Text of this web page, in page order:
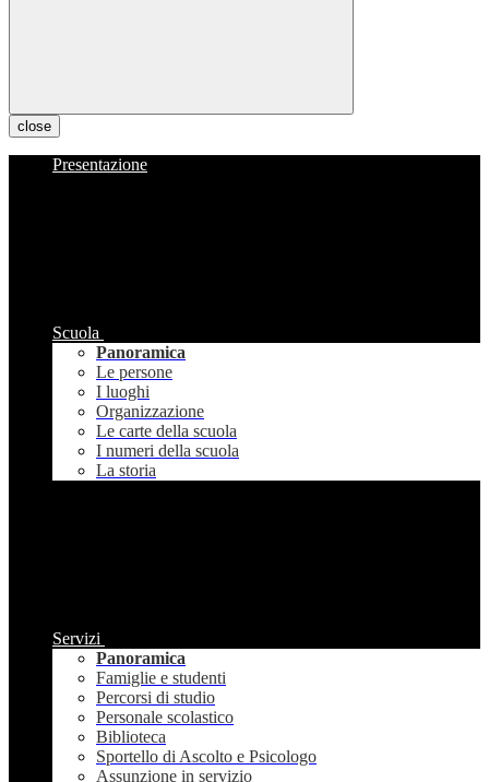
close
Presentazione
Scuola
Panoramica
Le persone
I luoghi
Organizzazione
Le carte della scuola
I numeri della scuola
La storia
Servizi
Panoramica
Famiglie e studenti
Percorsi di studio
Personale scolastico
Biblioteca
Sportello di Ascolto e Psicologo
Assunzione in servizio